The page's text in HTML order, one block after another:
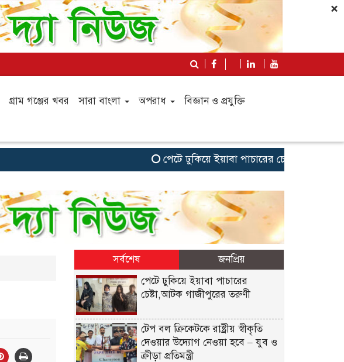
×
গ্রাম গঞ্জের খবর সারা বাংলা অপরাধ
বিজ্ঞান ও প্রযুক্তি
পেটে ঢুকিয়ে ইয়াবা পাচারের চেষ্টা,আটক
সর্বশেষ
জনপ্রিয়
পেটে ঢুকিয়ে ইয়াবা পাচারের
চেষ্টা,আটক গাজীপুরের তরুণী
টেপ বল ক্রিকেটকে রাষ্ট্রীয় স্বীকৃতি
দেওয়ার উদ্যোগ নেওয়া হবে – যুব ও
ক্রীড়া প্রতিমন্ত্রী